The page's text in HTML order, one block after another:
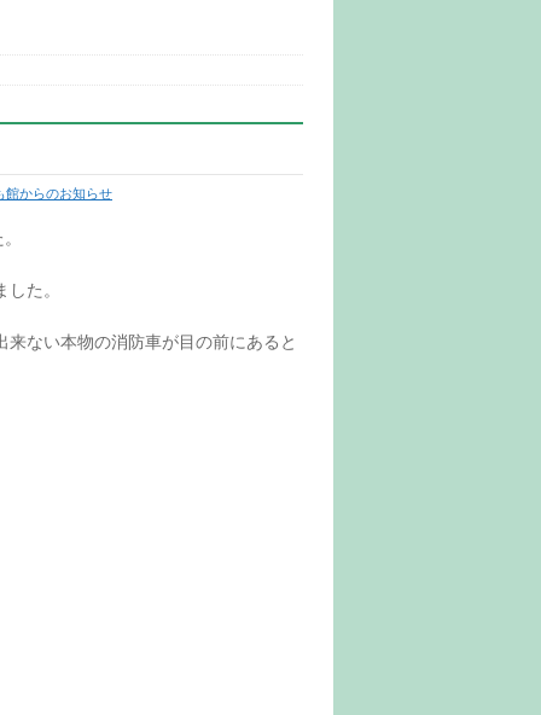
館からのお知らせ
た。
ない本物の消防車が目の前にあると